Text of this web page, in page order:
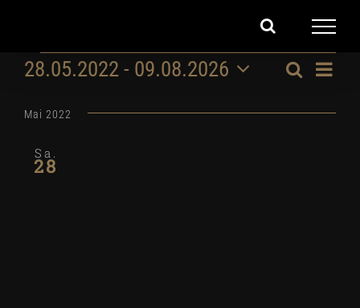
springenVeranstaltungen
Suche
Suche
Liste
28.05.2022 - 09.08.2026
wählen.
Mai 2022
Sa.
28